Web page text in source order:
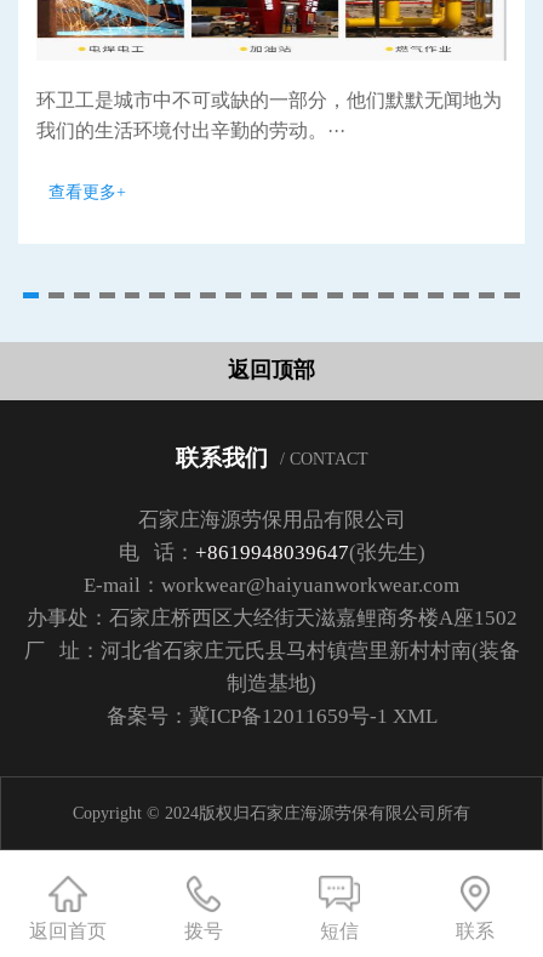
环卫工是城市中不可或缺的一部分，他们默默无闻地为
我们的生活环境付出辛勤的劳动。···
查看更多+
返回顶部
联系我们 / CONTACT
石家庄海源劳保用品有限公司
电 话： +8619948039647(张先生)
E-mail：workwear@haiyuanworkwear.com
办事处：石家庄桥西区大经街天滋嘉鲤商务楼A座1502
厂 址：河北省石家庄元氏县马村镇营里新村村南(装备
制造基地)
备案号： 冀ICP备12011659号-1 XML
Copyright © 2024版权归石家庄海源劳保有限公司所有
返回首页 拨号 短信 联系